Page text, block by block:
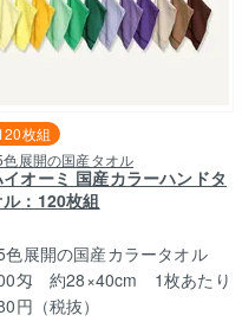
展開の国産タオル
オーミ 国産カラーハンドタ
ル：120枚組
枚組
色展開の国産カラータオル
匁 約28×40cm 1枚あたり
円（税抜）